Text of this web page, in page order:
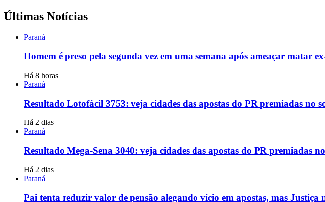
Últimas Notícias
Paraná
Homem é preso pela segunda vez em uma semana após ameaçar matar
Há 8 horas
Paraná
Resultado Lotofácil 3753: veja cidades das apostas do PR premiadas no
Há 2 dias
Paraná
Resultado Mega-Sena 3040: veja cidades das apostas do PR premiadas
Há 2 dias
Paraná
Pai tenta reduzir valor de pensão alegando vício em apostas, mas Justiça